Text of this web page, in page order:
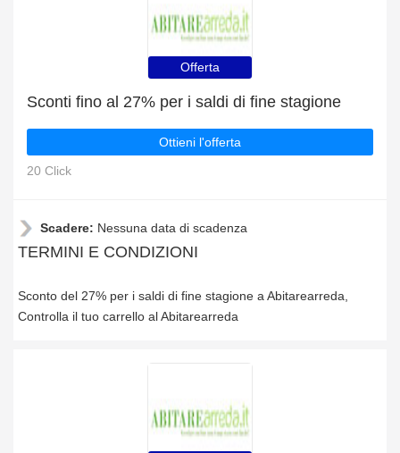
Offerta
Sconti fino al 27% per i saldi di fine stagione
Ottieni l'offerta
20 Click
Scadere: Nessuna data di scadenza
TERMINI E CONDIZIONI
Sconto del 27% per i saldi di fine stagione a Abitarearreda,
Controlla il tuo carrello al Abitarearreda